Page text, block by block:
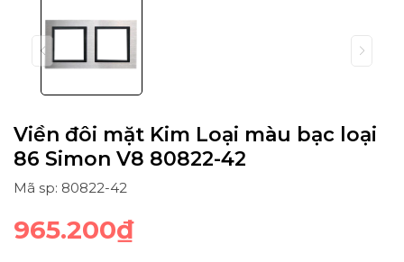
Viền đôi mặt Kim Loại màu bạc loại
86 Simon V8 80822-42
Mã sp: 80822-42
965.200₫